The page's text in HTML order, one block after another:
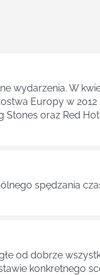
wydarzenia. W
Europy w
oraz Red
spędzania
od dobrze
konkretnego